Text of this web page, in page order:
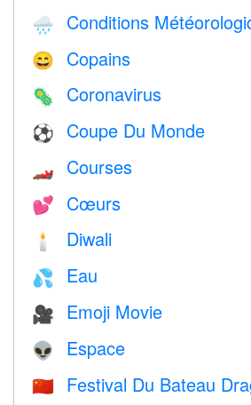
🌧 Conditions
😄 Copains
🦠 Coronavirus
⚽ Coupe Du Monde
🏎 Courses
💕 Cœurs
🕯 Diwali
💦 Eau
🎥 Emoji Movie
👽 Espace
🇨🇳 Festival Du Bateau